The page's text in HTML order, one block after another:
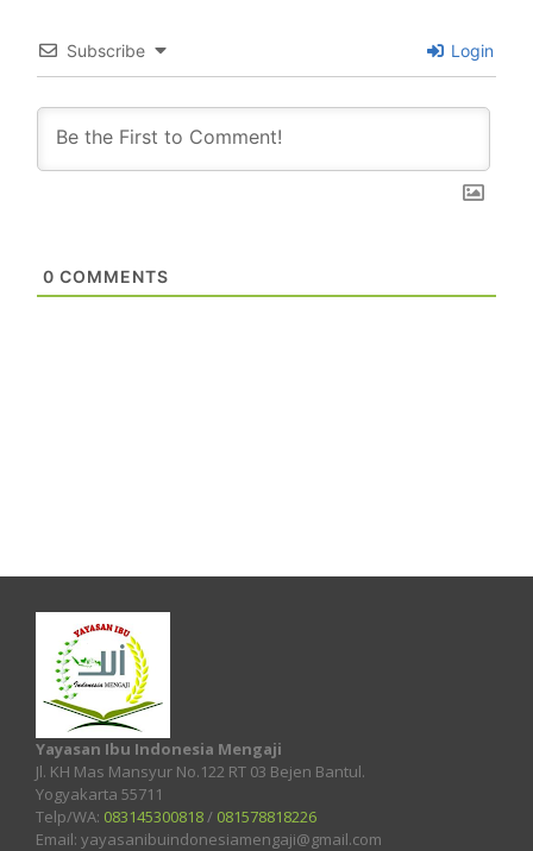
Subscribe Login
0 COMMENTS
Yayasan Ibu Indonesia Mengaji
Jl. KH Mas Mansyur No.122 RT 03 Bejen Bantul.
Yogyakarta 55711
Telp/WA: 083145300818/ 081578818226
Email: yayasanibuindonesiamengaji@gmail.com